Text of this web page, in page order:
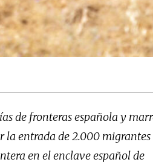
de fronteras española y
entrada de 2.000 migrantes
en el enclave español de